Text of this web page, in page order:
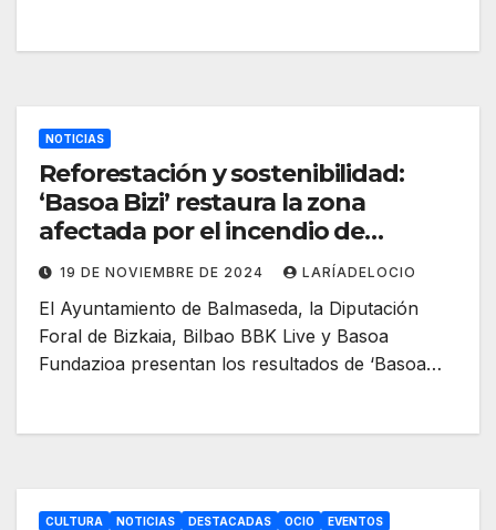
NOTICIAS
Reforestación y sostenibilidad:
‘Basoa Bizi’ restaura la zona
afectada por el incendio de
Balmaseda
19 DE NOVIEMBRE DE 2024 LARÍADELOCIO
El Ayuntamiento de Balmaseda, la Diputación
Foral de Bizkaia, Bilbao BBK Live y Basoa
Fundazioa presentan los resultados de ‘Basoa…
CULTURA NOTICIAS DESTACADAS OCIO EVENTOS